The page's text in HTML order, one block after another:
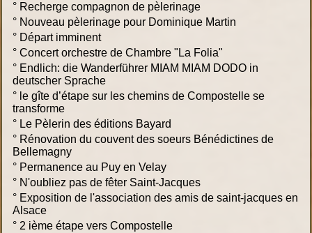
° Recherge compagnon de pèlerinage
° Nouveau pèlerinage pour Dominique Martin
° Départ imminent
° Concert orchestre de Chambre "La Folia"
° Endlich: die Wanderführer MIAM MIAM DODO in
deutscher Sprache
° le gîte d’étape sur les chemins de Compostelle se
transforme
° Le Pèlerin des éditions Bayard
° Rénovation du couvent des soeurs Bénédictines de
Bellemagny
° Permanence au Puy en Velay
° N'oubliez pas de fêter Saint-Jacques
° Exposition de l'association des amis de saint-jacques en
Alsace
° 2 ième étape vers Compostelle